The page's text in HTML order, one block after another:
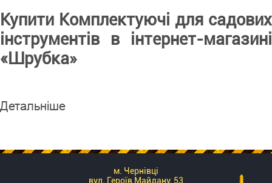
Купити Комплектуючі для садових
інструментів в інтернет-магазині
«Шрубка»
Детальніше
м. Чернівці
вул. Героїв Майдану, 53